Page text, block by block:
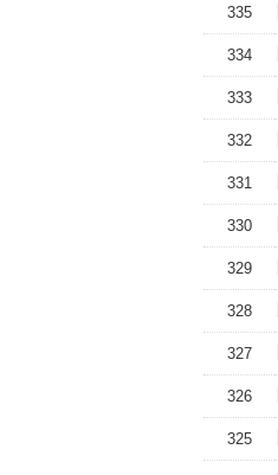
335
334
333
332
331
330
329
328
327
326
325